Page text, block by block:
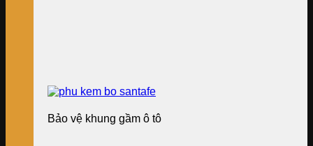
Bảo vệ khung gầm ô tô